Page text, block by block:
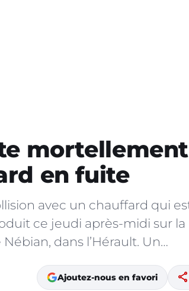
mortellement
en fuite
avec un chauffard qui
ce jeudi après-midi sur la
dans l’Hérault. Un…
Ajoutez-nous en favori share